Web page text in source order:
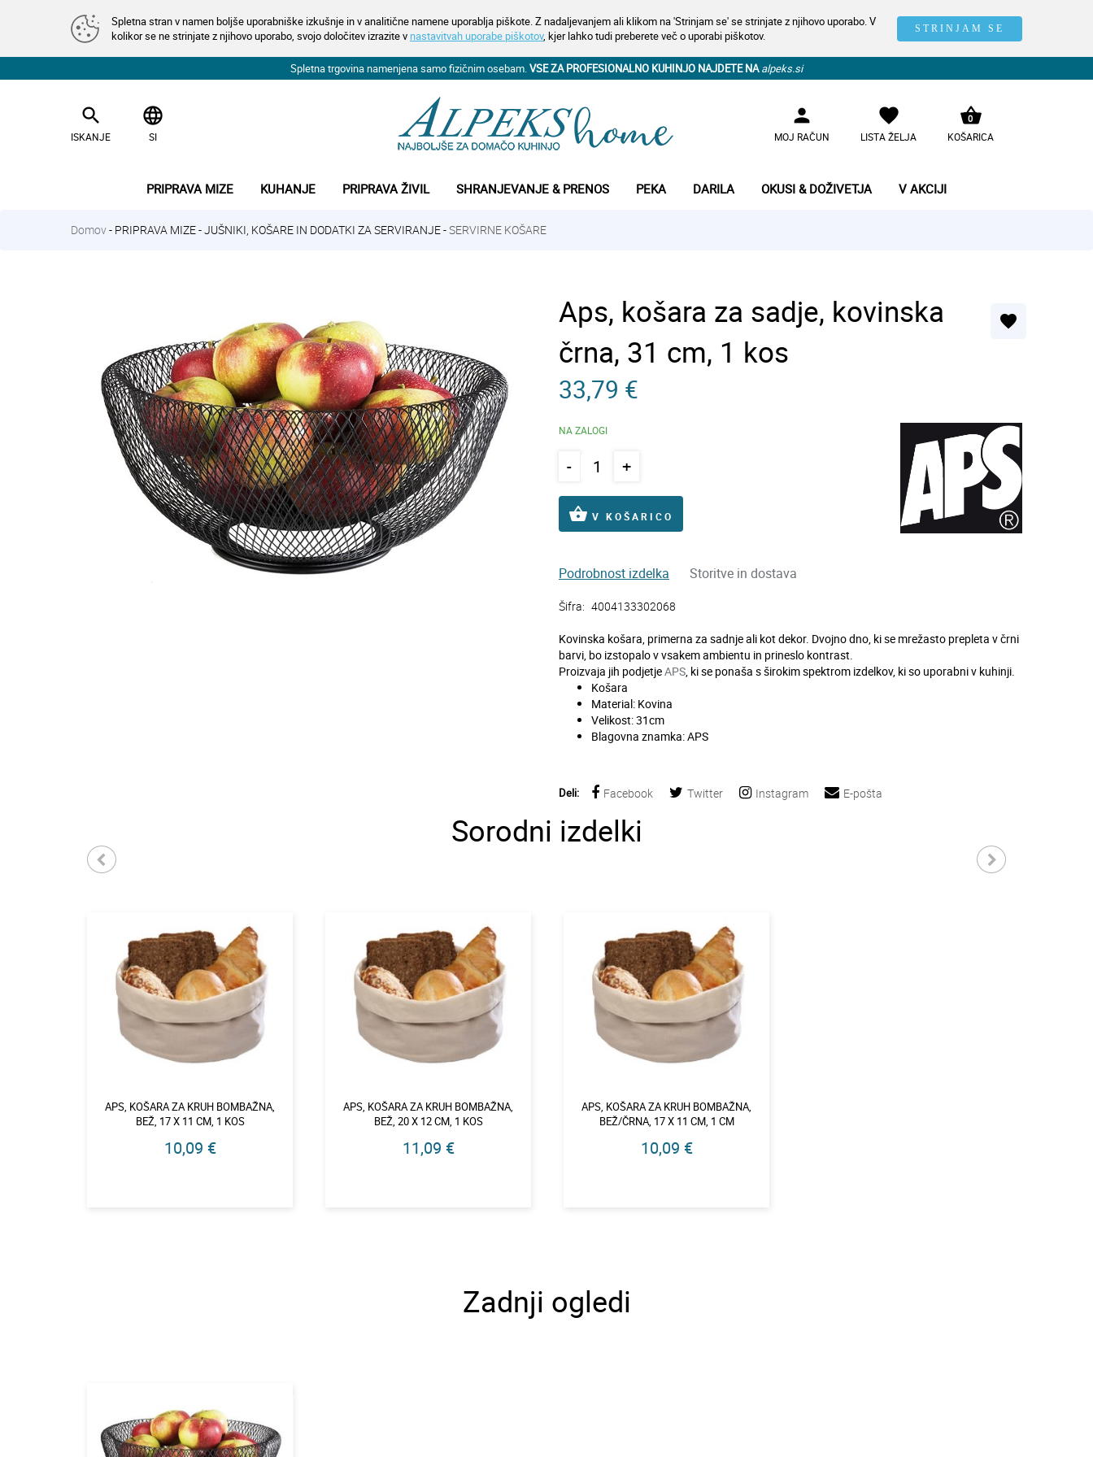
Spletna stran v namen boljše uporabniške izkušnje in v analitične namene uporablja piškote. Z nadaljevanjem ali klikom na 'Strinjam se' se strinjate z njihovo uporabo. V
kolikor se ne strinjate z njihovo uporabo, svojo določitev izrazite v nastavitvah uporabe piškotov, kjer lahko tudi preberete več o uporabi piškotov. STRINJAM SE
Spletna trgovina namenjena samo fizičnim osebam.VSE ZA PROFESIONALNO KUHINJO NAJDETE NA alpeks.si
search
ISKANJE
language
SI
person
MOJ RAČUN
favorite
LISTA ŽELJA
shopping_basket
KOŠARICA
0
PRIPRAVA MIZE KUHANJE PRIPRAVA ŽIVIL SHRANJEVANJE & PRENOS PEKA DARILA OKUSI & DOŽIVETJA V AKCIJI
Domov- PRIPRAVA MIZE-JUŠNIKI, KOŠARE IN DODATKI ZA SERVIRANJE-SERVIRNE KOŠARE
Aps, košara za sadje, kovinska
črna, 31 cm, 1 kos
favorite
33,79 €
NA ZALOGI
- +
shopping_basket V KOŠARICO
Podrobnost izdelka Storitve in dostava
Šifra: 4004133302068
Kovinska košara, primerna za sadnje ali kot dekor. Dvojno dno, ki se mrežasto prepleta v črni
barvi, bo izstopalo v vsakem ambientu in prineslo kontrast.
Proizvaja jih podjetjeAPS, ki se ponaša s širokim spektrom izdelkov, ki so uporabni v kuhinji.
Košara
Material: Kovina
Velikost: 31cm
Blagovna znamka: APS
Deli: Facebook Twitter Instagram E-pošta
Sorodni izdelki
APS, KOŠARA ZA KRUH BOMBAŽNA,
BEŽ, 17 X 11 CM, 1 KOS
10,09 €
APS, KOŠARA ZA KRUH BOMBAŽNA,
BEŽ, 20 X 12 CM, 1 KOS
11,09 €
APS, KOŠARA ZA KRUH BOMBAŽNA,
BEŽ/ČRNA, 17 X 11 CM, 1 CM
10,09 €
Zadnji ogledi